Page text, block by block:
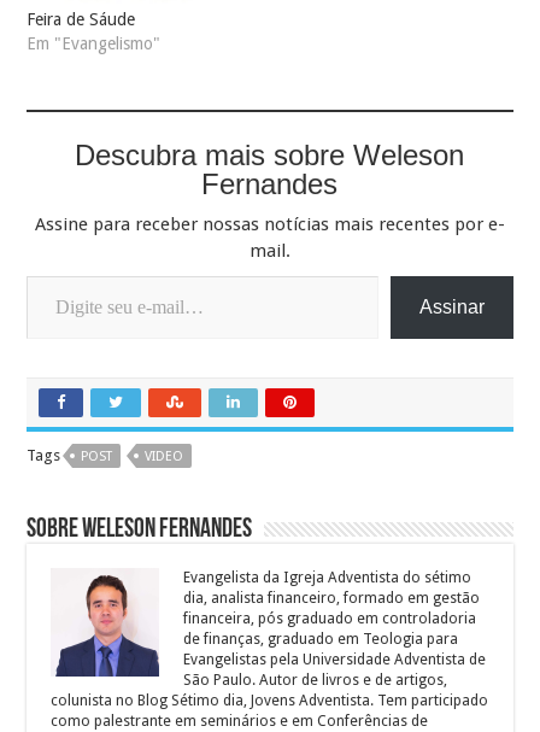
Feira de Sáude
Em "Evangelismo"
Descubra mais sobre Weleson
Fernandes
Assine para receber nossas notícias mais recentes por e-
mail.
Digite seu e-mail…
Assinar
Tags POST VIDEO
Sobre Weleson Fernandes
Evangelista da Igreja Adventista do sétimo
dia, analista financeiro, formado em gestão
financeira, pós graduado em controladoria
de finanças, graduado em Teologia para
Evangelistas pela Universidade Adventista de
São Paulo. Autor de livros e de artigos,
colunista no Blog Sétimo dia, Jovens Adventista. Tem participado
como palestrante em seminários e em Conferências de